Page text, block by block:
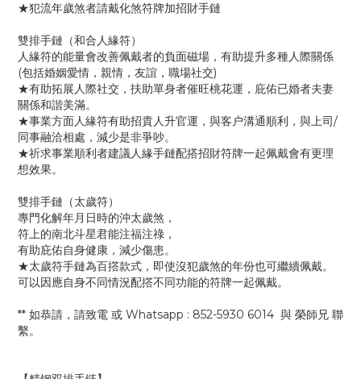
★犯流年歲煞者請戴化煞符牌加招財手鏈
雙排手鏈（和合人緣符）
人緣符的能量會改善佩戴者的負面磁場，有助提升多種人際關係
(包括婚姻愛情，親情，友誼，職場社交)
★有助拓展人際社交，扶助單身者催旺桃花運，庇佑已婚者夫妻
關係和諧美滿。
★事業方面人緣符有助招貴人升官運，與客户溝通順利，與上司/
同事融洽相處，減少是非爭吵。
★祈求事業順利者建議人緣手鏈配搭招財符牌一起佩戴會有更理
想效果。
雙排手鏈（太歲符）
專門化解年月日時的沖太歲煞，
符上的南北斗星君能注福注祿，
有助庇佑自身健康，減少傷患。
★太歲符手鏈為百撘款式，即使沒犯歲煞的年份也可繼續佩戴。
可以因應自身不同情況配撘不同功能的符牌一起佩戴。
** 如恭請，請致電 或 Whatsapp : 852-5930 6014 與 榮師兄 聯
繫。